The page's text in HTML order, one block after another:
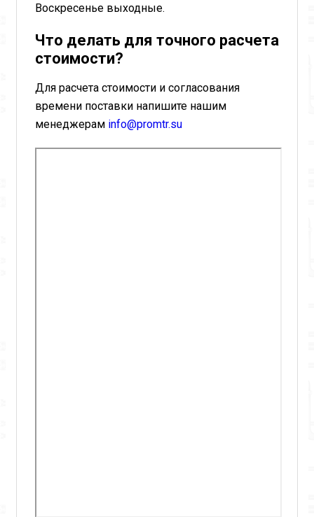
Воскресенье выходные.
Что делать для точного расчета
стоимости?
Для расчета стоимости и согласования
времени поставки напишите нашим
менеджерам info@promtr.su